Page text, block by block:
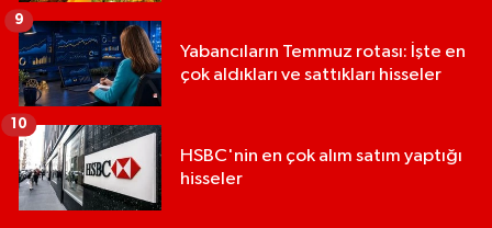
Yabancıların Temmuz rotası: İşte en
çok aldıkları ve sattıkları hisseler
9
HSBC'nin en çok alım satım yaptığı
hisseler
10